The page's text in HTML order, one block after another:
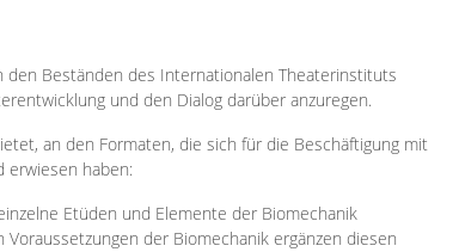
Beständen des Internationalen Theaterinstituts
und den Dialog darüber anzuregen.
an den Formaten, die sich für die Beschäftigung mit
erwiesen haben:
Etüden und Elemente der Biomechanik
der Biomechanik ergänzen diesen